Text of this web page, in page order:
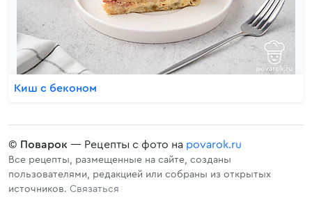
Киш с беконом
© Поварок — Рецепты с фото на povarok.ru
Все рецепты, размещенные на сайте, созданы
пользователями, редакцией или собраны из открытых
источников. Связаться